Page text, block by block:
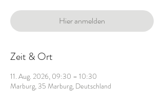
Hier anmelden
Zeit & Ort
11. Aug. 2026, 09:30 – 10:30
Marburg, 35 Marburg, Deutschland